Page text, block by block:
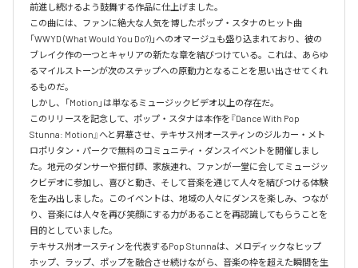
前進し続けるよう鼓舞する作品に仕上げました。
この曲には、ファンに絶大な人気を博したポップ・スタナのヒット曲
「WWYD (What Would You Do?)」へのオマージュも盛り込まれており、彼の
ブレイク作の一つとキャリアの新たな章を結びつけている。これは、あらゆ
るマイルストーンが次のステップへの原動力となることを思い出させてくれ
るものだ。
しかし、「Motion」は単なるミュージックビデオ以上の存在だ。
このリリースを記念して、ポップ・スタナは本作を『Dance With Pop
Stunna: Motion』へと昇華させ、テキサス州オースティンのジルカー・メト
ロポリタン・パークで無料のコミュニティ・ダンスイベントを開催しまし
た。地元のダンサーや振付師、家族連れ、ファンが一堂に会してミュージッ
クビデオに参加し、喜びと動き、そして音楽を通じて人々を結びつける体験
を生み出しました。このイベントは、地域の人々にダンスを楽しみ、つなが
り、音楽には人々を再び笑顔にする力があることを再認識してもらうことを
目的としていました。
テキサス州オースティンを代表するPop Stunnaは、メロディックなヒップ
ホップ、ラップ、ポップを融合させ続けながら、音楽の枠を超えた瞬間を生